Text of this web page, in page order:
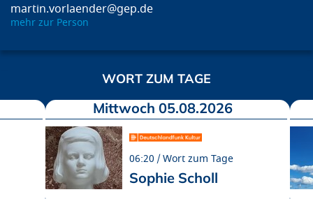
martin.vorlaender@gep.de
mehr zur Person
WORT ZUM TAGE
Mittwoch 05.08.2026
06:20 Wort zum Tage
Sophie Scholl